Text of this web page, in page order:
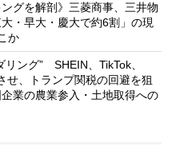
グを解剖》三菱商事、三井物
・早大・慶大で約6割」の現
か
リング” SHEIN、TikTok、
、トランプ関税の回避を狙
業の農業参入・土地取得への